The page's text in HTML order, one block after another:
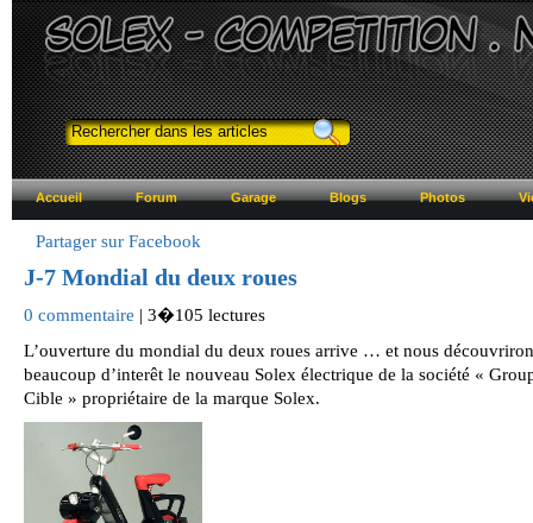
Accueil Forum Garage Blogs Photos
Partager sur Facebook
J-7 Mondial du deux roues
0 commentaire | 3�105 lectures
L’ouverture du mondial du deux roues arrive … et nous
beaucoup d’interêt le nouveau Solex électrique de la société «
Cible » propriétaire de la marque Solex.